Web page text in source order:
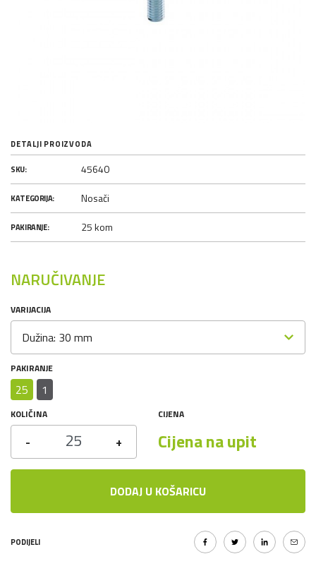
DETALJI PROIZVODA
SKU: 45640
KATEGORIJA: Nosači
PAKIRANJE: 25 kom
NARUČIVANJE
VARIJACIJA
Dužina: 30 mm
PAKIRANJE
25 1
KOLIČINA
- +
CIJENA
Cijena na upit
DODAJ U KOŠARICU
PODIJELI